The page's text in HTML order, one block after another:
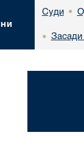
Суди •
• Засади